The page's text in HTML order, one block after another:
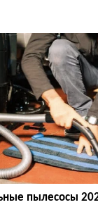
пылесосы